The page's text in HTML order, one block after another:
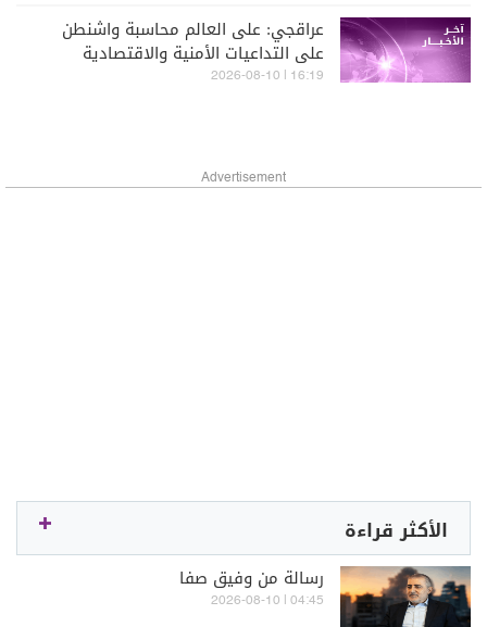
عراقجي: على العالم محاسبة واشنطن
على التداعيات الأمنية والاقتصادية
الناجمة عن إغلاق مضيق هرمز
16:19 | 2026-08-10
Advertisement
الأكثر قراءة
رسالة من وفيق صفا
04:45 | 2026-08-10